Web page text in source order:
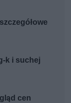
k i suchej
cen